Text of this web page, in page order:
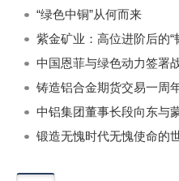
“绿色中铜”从何而来
紫金矿业：高位进阶后的“
中国恩菲与绿色动力签署
铸造铝合金期货交易一周